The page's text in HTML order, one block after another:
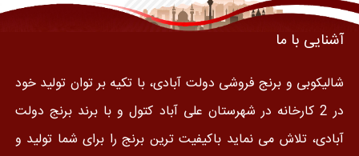
آشنایی با ما
شالیکوبی و برنج فروشی دولت آبادی، با تکیه بر توان تولید خود
در 2 کارخانه در شهرستان علی آباد کتول و با برند برنج دولت
آبادی، تلاش می نماید باکیفیت ترین برنج را برای شما تولید و